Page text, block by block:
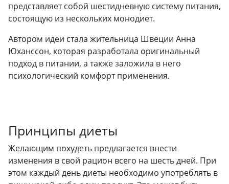
представляет собой шестидневную систему питания,
состоящую из нескольких монодиет.
Автором идеи стала жительница Швеции Анна
Юханссон, которая разработала оригинальный
подход в питании, а также заложила в него
психологический комфорт применения.
Принципы диеты
Желающим похудеть предлагается внести
изменения в свой рацион всего на шесть дней. При
этом каждый день диеты необходимо употреблять в